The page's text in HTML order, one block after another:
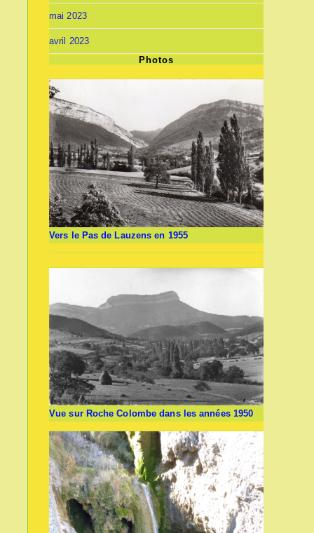
mai 2023
avril 2023
Photos
Vers le Pas de Lauzens en 1955
Vue sur Roche Colombe dans les années 1950